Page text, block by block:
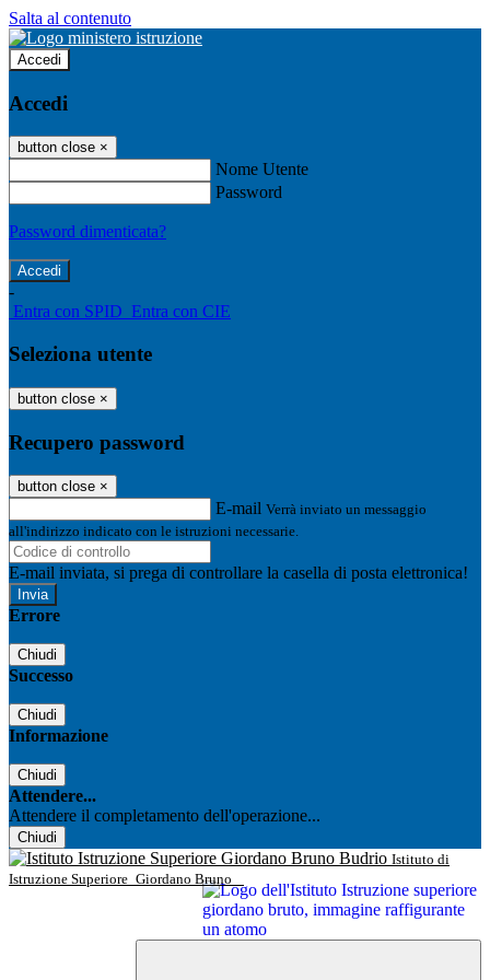
Salta al contenuto
Accedi
Accedi
button close ×
Nome Utente
Password
Password dimenticata?
-
Entra con SPID Entra con CIE
Seleziona utente
button close ×
Recupero password
button close ×
E-mail Verrà inviato un messaggio
all'indirizzo indicato con le istruzioni necessarie.
E-mail inviata, si prega di controllare la casella di posta elettronica!
Errore
Chiudi
Successo
Chiudi
Informazione
Chiudi
Attendere...
Attendere il completamento dell'operazione...
Chiudi
Istituto di
Istruzione Superiore Giordano Bruno